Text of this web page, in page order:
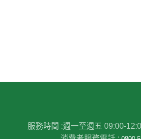
服務時間 :週一至週五 09:00-